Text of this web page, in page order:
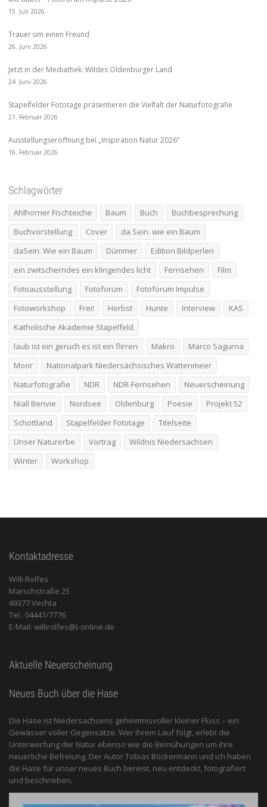
15. Juli 2026
Trauer um einen Freund
26. Juni 2026
Jetzt in der Mediathek: Wildes Oldenburger Land
24. Juni 2026
Stapelfelder Fototage präsentieren die Vielfalt der Naturfotografie
21. Februar 2026
Ausstellungseröffnung bei „Inspiration Natur 2026“
16. Februar 2026
Schlagwörter
Ahlhorner Fischteiche Baum Buch
Buchbesprechung
Buchvorstellung
Cover
da Sein. wie ein Baum
daSein. Wie ein Baum
Dümmer
Edition Bildperlen
ein zwitscherndes ein klingendes licht
Fernsehen
Film
Fotoausstellung
Fotoforum
Fotoforum Impulse
Fotoworkshop
Frei! Herbst Hunte Interview
KAS
Katholische Akademie Stapelfeld
laub ist ein geruch es ist ein flirren
Makro
Marco Sagurna
Moor
Nationalpark Niedersächsisches Wattenmeer
Naturfotografie
NDR NDR-Fernsehen
Neuerscheinung
Niall Benvie
Nordsee Oldenburg Poesie
Projekt 52
Schottland
Stapelfelder Fototage
Titelseite
Unser Naturerbe
Vortrag
Wildnis Niedersachsen
Winter
Workshop
Kontaktadresse
Willi Rolfes
Marschstraße 25
49377 Vechta
Tel.: 04441/7776
E-Mail: willirolfes@t-online.de
Aktuelle Neuerscheinung
Neues Buch über die Hase
Die Hase ist Niedersachsens geheimnisvoller kleiner Fluss – ein
Gewässer voller Gegensätze. Wer ihrem Lauf folgt, erlebt die
Unterwerfung der Natur ebenso wie die Bemühungen um ihre
neuerliche Befreiung. Der Autor Tobias Böckermann und ich haben
die Hase für unser neues Buch bereist, neu entdeckt, fotografiert
und beschrieben.